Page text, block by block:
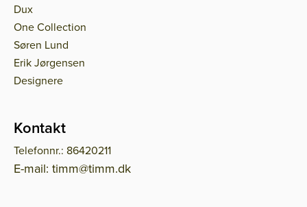
Dux
One Collection
Søren Lund
Erik Jørgensen
Designere
Kontakt
Telefonnr.: 86420211
E-mail: timm@timm.dk